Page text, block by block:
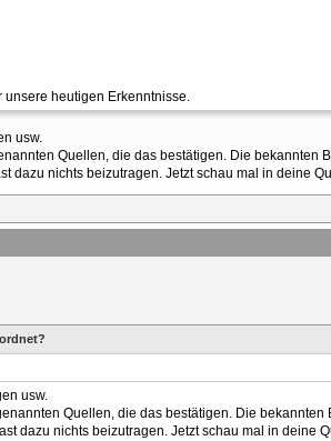
heutigen Erkenntnisse.
usw.
Quellen, die das bestätigen. Die
dazu nichts beizutragen. Jetzt schau mal in deine
usw.
Quellen, die das bestätigen. Die
dazu nichts beizutragen. Jetzt schau mal in deine